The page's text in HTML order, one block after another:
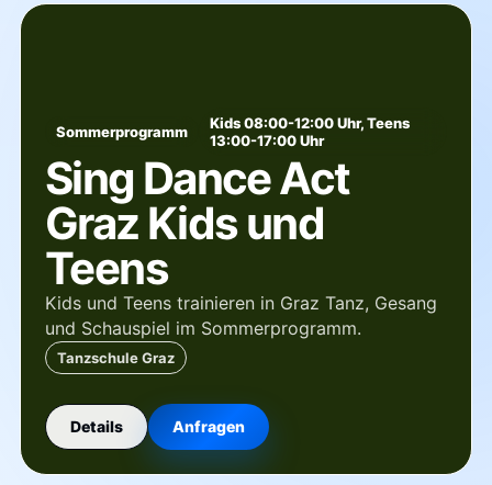
Sommerprogramm
Kids 08:00-12:00 Uhr, Teens
13:00-17:00 Uhr
Sing Dance Act
Graz Kids und
Teens
Kids und Teens trainieren in Graz Tanz, Gesang
und Schauspiel im Sommerprogramm.
Tanzschule Graz
Details Anfragen